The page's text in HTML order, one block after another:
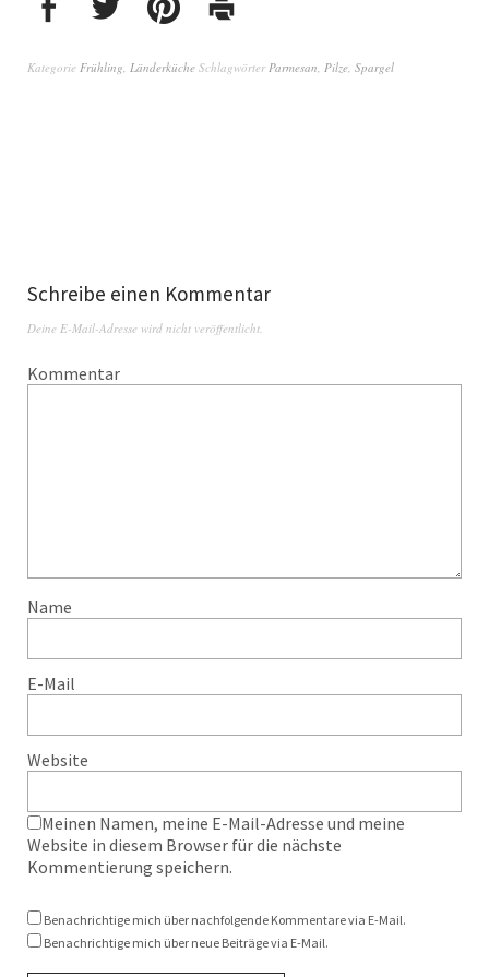
Kategorie Frühling Länderküche Schlagwörter Parmesan Pilze Spargel
Schreibe einen Kommentar
Deine E-Mail-Adresse wird nicht veröffentlicht.
Kommentar
Name
E-Mail
Website
Meinen Namen, meine E-Mail-Adresse und meine
Website in diesem Browser für die nächste
Kommentierung speichern.
Benachrichtige mich über nachfolgende Kommentare via E-Mail.
Benachrichtige mich über neue Beiträge via E-Mail.